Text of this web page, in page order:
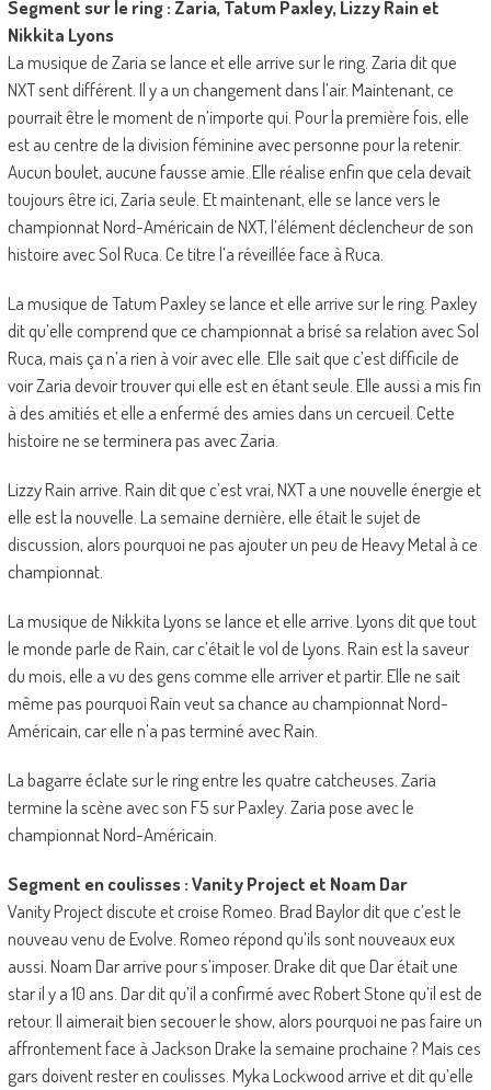
Segment sur le ring : Zaria, Tatum Paxley, Lizzy Rain et
Nikkita Lyons
La musique de Zaria se lance et elle arrive sur le ring. Zaria dit que
NXT sent différent. Il y a un changement dans l’air. Maintenant, ce
pourrait être le moment de n’importe qui. Pour la première fois, elle
est au centre de la division féminine avec personne pour la retenir.
Aucun boulet, aucune fausse amie. Elle réalise enfin que cela devait
toujours être ici, Zaria seule. Et maintenant, elle se lance vers le
championnat Nord-Américain de NXT, l’élément déclencheur de son
histoire avec Sol Ruca. Ce titre l’a réveillée face à Ruca.
La musique de Tatum Paxley se lance et elle arrive sur le ring. Paxley
dit qu’elle comprend que ce championnat a brisé sa relation avec Sol
Ruca, mais ça n’a rien à voir avec elle. Elle sait que c’est difficile de
voir Zaria devoir trouver qui elle est en étant seule. Elle aussi a mis fin
à des amitiés et elle a enfermé des amies dans un cercueil. Cette
histoire ne se terminera pas avec Zaria.
Lizzy Rain arrive. Rain dit que c’est vrai, NXT a une nouvelle énergie et
elle est la nouvelle. La semaine dernière, elle était le sujet de
discussion, alors pourquoi ne pas ajouter un peu de Heavy Metal à ce
championnat.
La musique de Nikkita Lyons se lance et elle arrive. Lyons dit que tout
le monde parle de Rain, car c’était le vol de Lyons. Rain est la saveur
du mois, elle a vu des gens comme elle arriver et partir. Elle ne sait
même pas pourquoi Rain veut sa chance au championnat Nord-
Américain, car elle n’a pas terminé avec Rain.
La bagarre éclate sur le ring entre les quatre catcheuses. Zaria
termine la scène avec son F5 sur Paxley. Zaria pose avec le
championnat Nord-Américain.
Segment en coulisses : Vanity Project et Noam Dar
Vanity Project discute et croise Romeo. Brad Baylor dit que c’est le
nouveau venu de Evolve. Romeo répond qu’ils sont nouveaux eux
aussi. Noam Dar arrive pour s’imposer. Drake dit que Dar était une
star il y a 10 ans. Dar dit qu’il a confirmé avec Robert Stone qu’il est de
retour. Il aimerait bien secouer le show, alors pourquoi ne pas faire un
affrontement face à Jackson Drake la semaine prochaine ? Mais ces
gars doivent rester en coulisses. Myka Lockwood arrive et dit qu’elle